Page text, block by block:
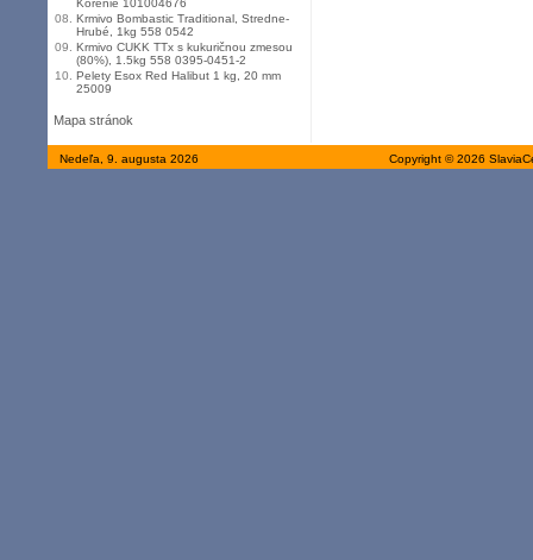
Korenie 101004676
08.
Krmivo Bombastic Traditional, Stredne-
Hrubé, 1kg 558 0542
09.
Krmivo CUKK TTx s kukuričnou zmesou
(80%), 1.5kg 558 0395-0451-2
10.
Pelety Esox Red Halibut 1 kg, 20 mm
25009
Mapa stránok
Nedeľa, 9. augusta 2026 Copyright © 2026